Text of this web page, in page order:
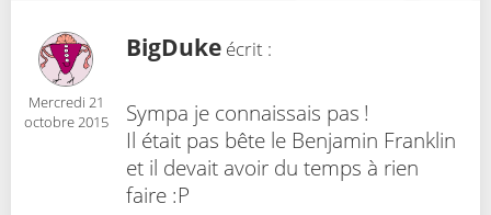
Mercredi 21
octobre 2015
BigDuke écrit :
Sympa je connaissais pas !
Il était pas bête le Benjamin Franklin
et il devait avoir du temps à rien
faire :P